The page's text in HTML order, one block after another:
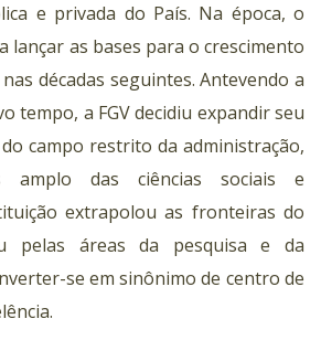
e privada do País. Na época, o
lançar as bases para o crescimento
décadas seguintes. Antevendo a
tempo, a FGV decidiu expandir seu
campo restrito da administração,
amplo das ciências sociais e
extrapolou as fronteiras do
pelas áreas da pesquisa e da
se em sinônimo de centro de